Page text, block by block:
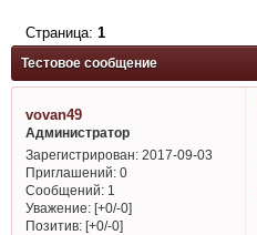
Тестовое сообщение
Страница: 1
vovan49
Администратор
Зарегистрирован: 2017-09-03
Приглашений:0
Сообщений:1
Уважение: [+0/-0]
Позитив: [+0/-0]